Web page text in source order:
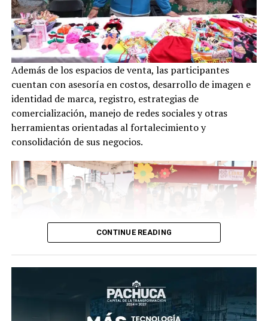
Además de los espacios de venta, las participantes
cuentan con asesoría en costos, desarrollo de imagen e
identidad de marca, registro, estrategias de
comercialización, manejo de redes sociales y otras
herramientas orientadas al fortalecimiento y
consolidación de sus negocios.
CONTINUE READING